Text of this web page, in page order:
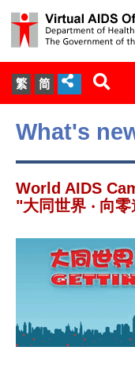
繁 简
About Us
Services
Document Cabinet
Press Release
Expert Panel on HIV
Health Care Workers
What's
World AIDS
"大同世界 ‧ 向